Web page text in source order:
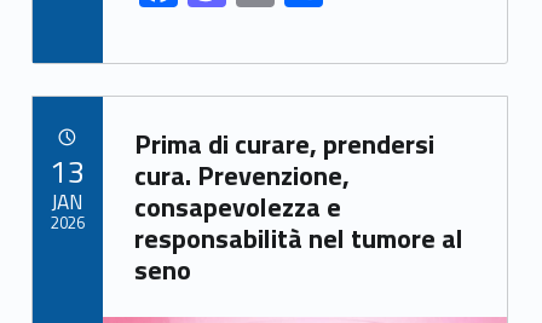
ac
e
b
o
o
k
as
to
d
o
n
m
ai
l
ar
e
Link identifier archive #link-archive-82963
Prima di curare, prendersi
cura. Prevenzione,
consapevolezza e
responsabilità nel tumore al
seno
13
JAN
2026